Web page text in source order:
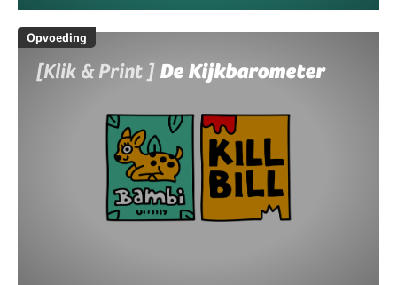
Opvoeding
[Klik & Print ] De Kijkbarometer